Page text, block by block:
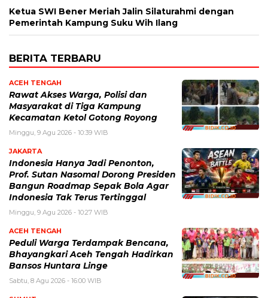
Ketua SWI Bener Meriah Jalin Silaturahmi dengan
Pemerintah Kampung Suku Wih Ilang
BERITA TERBARU
ACEH TENGAH
Rawat Akses Warga, Polisi dan
Masyarakat di Tiga Kampung
Kecamatan Ketol Gotong Royong
Minggu, 9 Agu 2026 - 10:39 WIB
JAKARTA
Indonesia Hanya Jadi Penonton,
Prof. Sutan Nasomal Dorong Presiden
Bangun Roadmap Sepak Bola Agar
Indonesia Tak Terus Tertinggal
Minggu, 9 Agu 2026 - 10:27 WIB
ACEH TENGAH
Peduli Warga Terdampak Bencana,
Bhayangkari Aceh Tengah Hadirkan
Bansos Huntara Linge
Sabtu, 8 Agu 2026 - 16:00 WIB